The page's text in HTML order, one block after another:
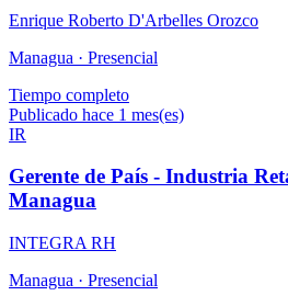
Enrique Roberto D'Arbelles Orozco
Managua · Presencial
Tiempo completo
Publicado hace 1 mes(es)
IR
Gerente de País - Industria
Managua
INTEGRA RH
Managua · Presencial